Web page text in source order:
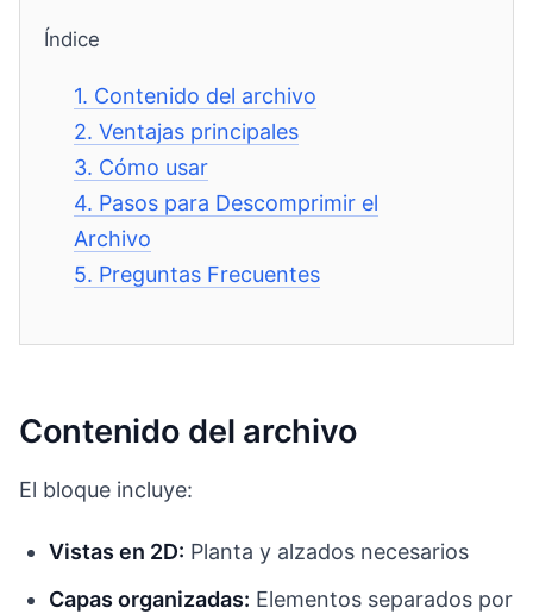
Índice
1. Contenido del archivo
2.Ventajas principales
3. Cómo usar
4. Pasos para Descomprimir el
Archivo
5. Preguntas Frecuentes
Contenido del archivo
El bloque incluye:
Vistas en 2D: Planta y alzados necesarios
Capas organizadas: Elementos separados por